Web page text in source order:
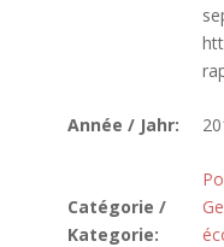
Année / Jahr:
Catégorie /
Kategorie: